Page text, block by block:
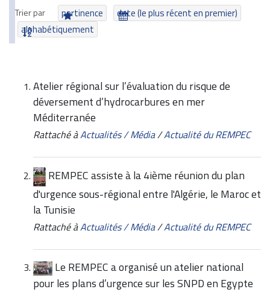
Trier par pertinence
date (le plus récent en premier)
alphabétiquement
Atelier régional sur l’évaluation du risque de
déversement d’hydrocarbures en mer
Méditerranée
Rattaché àActualités / Média/Actualité du REMPEC
REMPEC assiste à la 4ième réunion du plan
d'urgence sous-régional entre l'Algérie, le Maroc et
la Tunisie
Rattaché àActualités / Média/Actualité du REMPEC
Le REMPEC a organisé un atelier national
pour les plans d’urgence sur les SNPD en Egypte